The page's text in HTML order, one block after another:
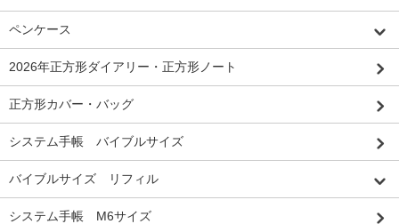
ペンケース
2026年正方形ダイアリー・正方形ノート
正方形カバー・バッグ
システム手帳 バイブルサイズ
バイブルサイズ リフィル
システム手帳 M6サイズ